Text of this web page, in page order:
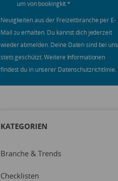
um von bookingkit.*
Neuigkeiten aus der Freizeitbranche per E-
Mail zu erhalten. Du kannst dich jederzeit
wieder abmelden. Deine Daten sind bei uns
stets geschützt. Weitere Informationen
findest du in unserer Datenschutzrichtlinie.
KATEGORIEN
Branche & Trends
Checklisten